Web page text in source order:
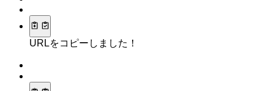
URLをコピーしました！